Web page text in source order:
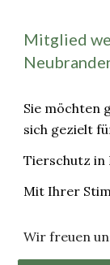
Mitglied
Sie möchten
sich gezielt
Tierschutz in
Mit Ihrer
Wir freuen